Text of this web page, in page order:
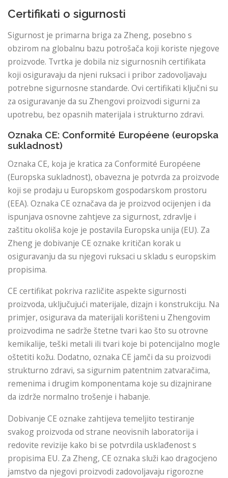
Certifikati o sigurnosti
Sigurnost je primarna briga za Zheng, posebno s
obzirom na globalnu bazu potrošača koji koriste njegove
proizvode. Tvrtka je dobila niz sigurnosnih certifikata
koji osiguravaju da njeni ruksaci i pribor zadovoljavaju
potrebne sigurnosne standarde. Ovi certifikati ključni su
za osiguravanje da su Zhengovi proizvodi sigurni za
upotrebu, bez opasnih materijala i strukturno zdravi.
Oznaka CE: Conformité Européene (europska
sukladnost)
Oznaka CE, koja je kratica za Conformité Européene
(Europska sukladnost), obavezna je potvrda za proizvode
koji se prodaju u Europskom gospodarskom prostoru
(EEA). Oznaka CE označava da je proizvod ocijenjen i da
ispunjava osnovne zahtjeve za sigurnost, zdravlje i
zaštitu okoliša koje je postavila Europska unija (EU). Za
Zheng je dobivanje CE oznake kritičan korak u
osiguravanju da su njegovi ruksaci u skladu s europskim
propisima.
CE certifikat pokriva različite aspekte sigurnosti
proizvoda, uključujući materijale, dizajn i konstrukciju. Na
primjer, osigurava da materijali korišteni u Zhengovim
proizvodima ne sadrže štetne tvari kao što su otrovne
kemikalije, teški metali ili tvari koje bi potencijalno mogle
oštetiti kožu. Dodatno, oznaka CE jamči da su proizvodi
strukturno zdravi, sa sigurnim patentnim zatvaračima,
remenima i drugim komponentama koje su dizajnirane
da izdrže normalno trošenje i habanje.
Dobivanje CE oznake zahtijeva temeljito testiranje
svakog proizvoda od strane neovisnih laboratorija i
redovite revizije kako bi se potvrdila usklađenost s
propisima EU. Za Zheng, CE oznaka služi kao dragocjeno
jamstvo da njegovi proizvodi zadovoljavaju rigorozne